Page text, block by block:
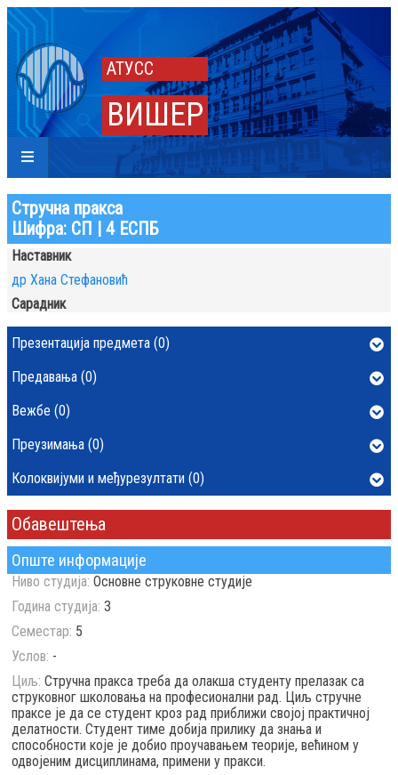
АТУСС
ВИШЕР
Стручна пракса
Шифра: СП | 4 ЕСПБ
Опште информације
Ниво студија: Основне струковне студије
Година студија: 3
Семестар: 5
Услов: -
Циљ: Стручна пракса треба да олакша студенту прелазак са
струковног школовања на професионални рад. Циљ стручне
праксе је да се студент кроз рад приближи својој практичној
делатности. Студент тиме добија прилику да знања и
способности које је добио проучавањем теорије, већином у
одвојеним дисциплинама, примени у пракси.
Наставник
др Хана Стефановић
Сарадник
Презентација предмета (0)
Предавања (0)
Вежбе (0)
Преузимања (0)
Колоквијуми и међурезултати (0)
Обавештења